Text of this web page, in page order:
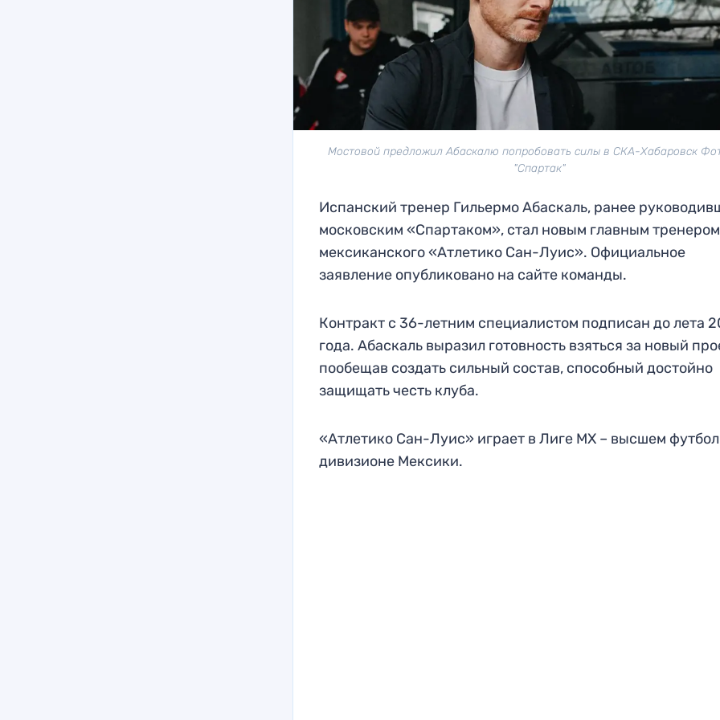
Мостовой предложил Абаскалю попробовать силы в СКА-Хабаровск
"Спартак"
Испанский тренер Гильермо Абаскаль, ранее
московским «Спартаком», стал новым главным тренером
мексиканского «Атлетико Сан-Луис». Официальное
заявление опубликовано на сайте команды.
Контракт с 36-летним специалистом подписан до лета
года. Абаскаль выразил готовность взяться за новый
пообещав создать сильный состав, способный достойно
защищать честь клуба.
«Атлетико Сан-Луис» играет в Лиге MX – высшем
дивизионе Мексики.